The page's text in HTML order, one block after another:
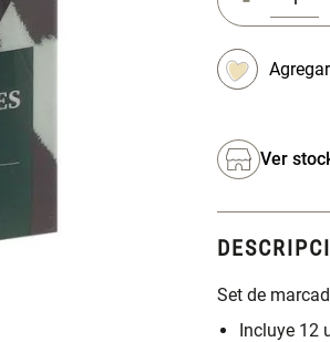
Ver
Set de
Incluye 12